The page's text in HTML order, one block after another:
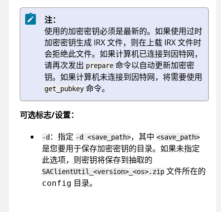
注：
使用的加密密钥必须是最新的。如果使用过时
加密密钥生成 IRX文件，则在上载 IRX文件时
会拒绝此文件。如果计算机已连接到因特网，
请再次发出 prepare 命令以自动更新加密密
钥。如果计算机未连接到因特网，将需要使用
get_pubkey 命令。
可选标志/设置：
-d ：指定 -d <save_path>，其中 <save_path>
是您要用于保存加密密钥的目录。如果未指定
此选项，则密钥将保存到抽取的
SAClientUtil_<version>_<os>.zip 文件所在的
config 目录。